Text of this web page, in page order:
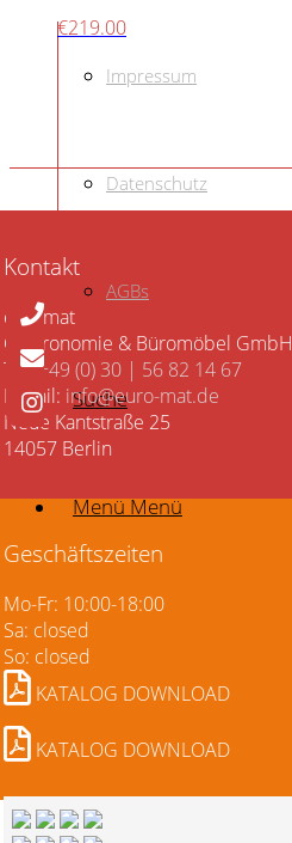
Impressum
Datenschutz
AGBs
Suche
MenüMenü
€219.00
Kontakt
euromat
Gastronomie & Büromöbel GmbH
Tel:+49 (0) 30 | 56 82 14 67
E-Mail: info@euro-mat.de
Neue Kantstraße 25
14057 Berlin
Geschäftszeiten
Mo-Fr: 10:00-18:00
Sa: closed
So: closed
KATALOG DOWNLOAD
KATALOG DOWNLOAD